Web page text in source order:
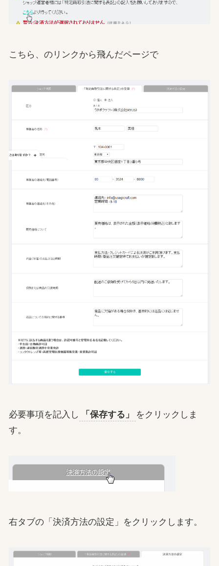
こちら、のリンクから飛んだページで
必要事項を記入し 「保存する」
をクリックしま
す。
右タブの「決済方法の設定」をクリックします。